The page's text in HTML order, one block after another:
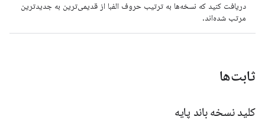
دریافت کنید که نسخه‌ها به ترتیب حروف الفبا از قدیمی‌ترین به جدیدترین
مرتب شده‌اند.
ثابت‌ها
کلید نسخه باند پایه